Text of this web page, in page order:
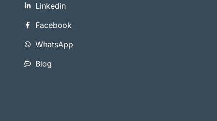
Linkedin
Facebook
WhatsApp
Blog